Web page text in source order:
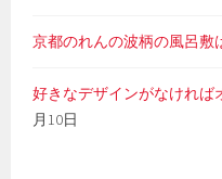
京都のれんの波柄の風呂敷
好きなデザインがなければ
月10日